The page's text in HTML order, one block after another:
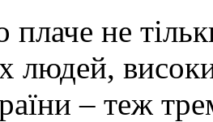
не
людей,
– теж